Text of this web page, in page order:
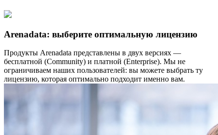
Arenadata: выберите оптимальную лицензию
Продукты Arenadata представлены в двух версиях —
бесплатной (Community) и платной (Enterprise). Мы не
ограничиваем наших пользователей: вы можете выбрать ту
лицензию, которая оптимально подходит именно вам.